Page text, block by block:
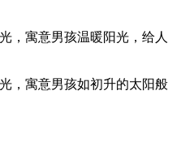
，寓意男孩温暖阳光，给人
，寓意男孩如初升的太阳般